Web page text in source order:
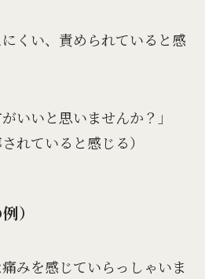
くい、責められていると感
いいと思いませんか？」
れていると感じる）
）
みを感じていらっしゃいま